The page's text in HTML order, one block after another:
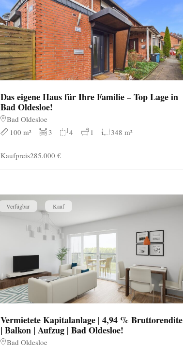
Das eigene Haus für Ihre Familie – Top Lage in
Bad Oldesloe!
Bad Oldesloe
100 m²
3 4 1 348 m²
Kaufpreis285.000 €
Verfügbar Kauf
Vermietete Kapitalanlage | 4,94 % Bruttorendite
| Balkon | Aufzug | Bad Oldesloe!
Bad Oldesloe